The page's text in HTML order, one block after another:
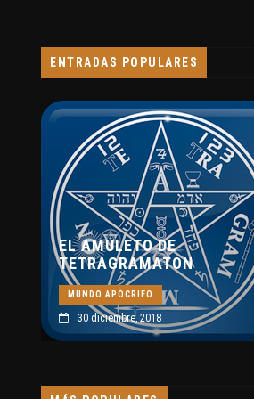
ENTRADAS POPULARES
8 septiembre, 2019